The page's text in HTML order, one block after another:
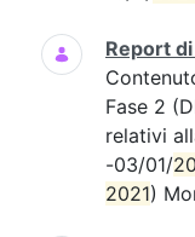
Report
Fase 2
relativi
-03/01/
2021)